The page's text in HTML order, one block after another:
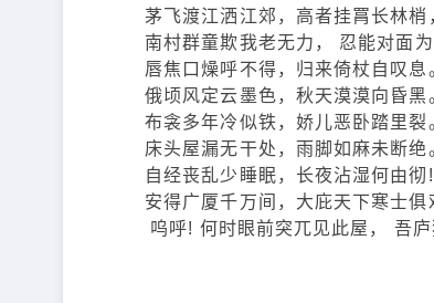
茅飞渡江洒江郊，高者挂罥长林梢
南村群童欺我老无力， 忍能对面
唇焦口燥呼不得，归来倚杖自叹息
俄顷风定云墨色，秋天漠漠向昏黑
布衾多年冷似铁，娇儿恶卧踏里裂
床头屋漏无干处，雨脚如麻未断绝
自经丧乱少睡眠，长夜沾湿何由彻!
安得广厦千万间，大庇天下寒士
呜呼! 何时眼前突兀见此屋， 吾